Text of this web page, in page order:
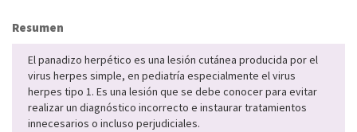
Resumen
El panadizo herpético es una lesión cutánea producida por el
virus herpes simple, en pediatría especialmente el virus
herpes tipo 1. Es una lesión que se debe conocer para evitar
realizar un diagnóstico incorrecto e instaurar tratamientos
innecesarios o incluso perjudiciales.